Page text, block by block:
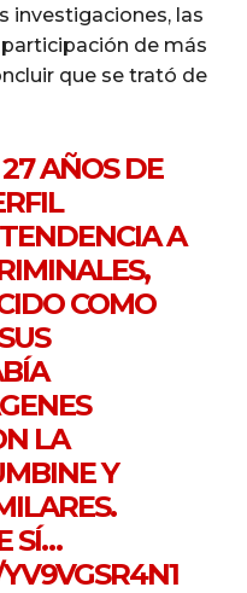
investigaciones, las
de más
que se trató de
AÑOS DE
A
COMO
LA
Y
SÍ…